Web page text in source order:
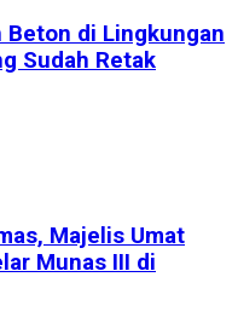
Beton di Lingkungan
Sudah Retak
Majelis Umat
Munas III di